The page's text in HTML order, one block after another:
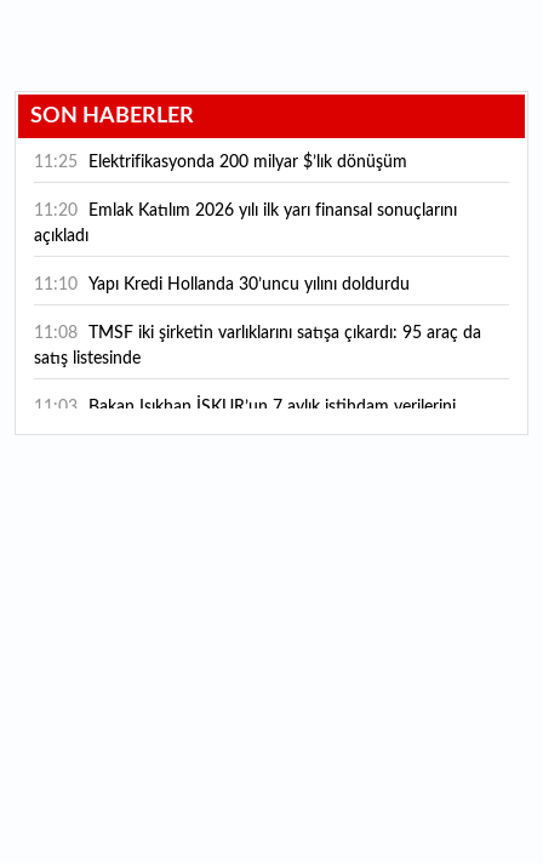
SON HABERLER
11:25 Elektrifikasyonda 200 milyar $’lık dönüşüm
11:20
açıkladı
11:10 Yapı Kredi Hollanda 30’uncu yılını doldurdu
11:08
satış listesinde
11:03
paylaştı